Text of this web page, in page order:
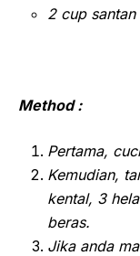
2 cup
Method :
Pertama,
Kemudian,
kental, 3
beras.
Jika anda